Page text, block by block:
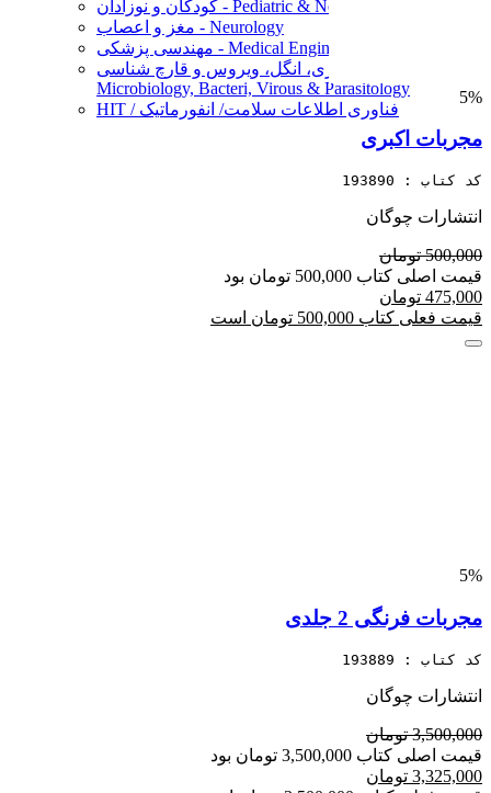
کودکان و نوزادان - Pediatric & Neonatal
مغز و اعصاب - Neurology
مهندسی پزشکی - Medical Engineering
میکروب، باکتری، انگل، ویروس و قارچ شناسی -
Microbiology, Bacteri, Virous & Parasitology
HIT / فناوری اطلاعات سلامت/ انفورماتیک
5%
مجربات اکبری
کد کتاب : 193890
انتشارات چوگان
500,000 تومان
قیمت اصلی کتاب 500,000 تومان بود
475,000 تومان
قیمت فعلی کتاب 500,000 تومان است
5%
مجربات فرنگی 2 جلدی
کد کتاب : 193889
انتشارات چوگان
3,500,000 تومان
قیمت اصلی کتاب 3,500,000 تومان بود
3,325,000 تومان